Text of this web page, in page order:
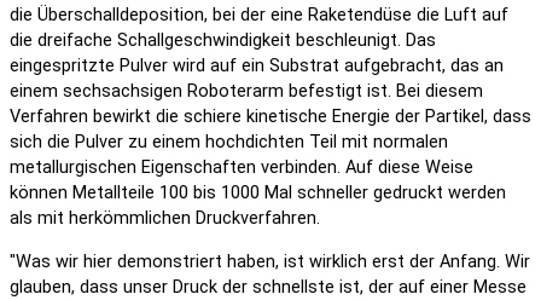
die Überschalldeposition, bei der eine Raketendüse die Luft auf
die dreifache Schallgeschwindigkeit beschleunigt. Das
eingespritzte Pulver wird auf ein Substrat aufgebracht, das an
einem sechsachsigen Roboterarm befestigt ist. Bei diesem
Verfahren bewirkt die schiere kinetische Energie der Partikel, dass
sich die Pulver zu einem hochdichten Teil mit normalen
metallurgischen Eigenschaften verbinden. Auf diese Weise
können Metallteile 100 bis 1000 Mal schneller gedruckt werden
als mit herkömmlichen Druckverfahren.
"Was wir hier demonstriert haben, ist wirklich erst der Anfang. Wir
glauben, dass unser Druck der schnellste ist, der auf einer Messe